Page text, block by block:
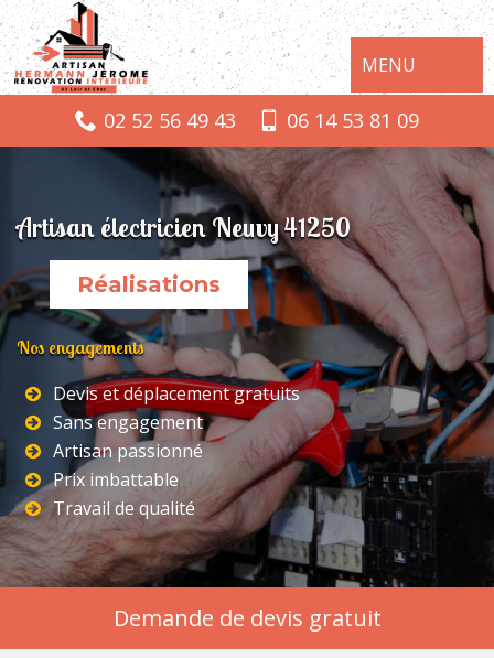
MENU
02 52 56 49 43 06 14 53 81 09
Artisan électricien Neuvy 41250
Réalisations
Nos engagements
Devis et déplacement gratuits
Sans engagement
Artisan passionné
Prix imbattable
Travail de qualité
Demande de devis gratuit